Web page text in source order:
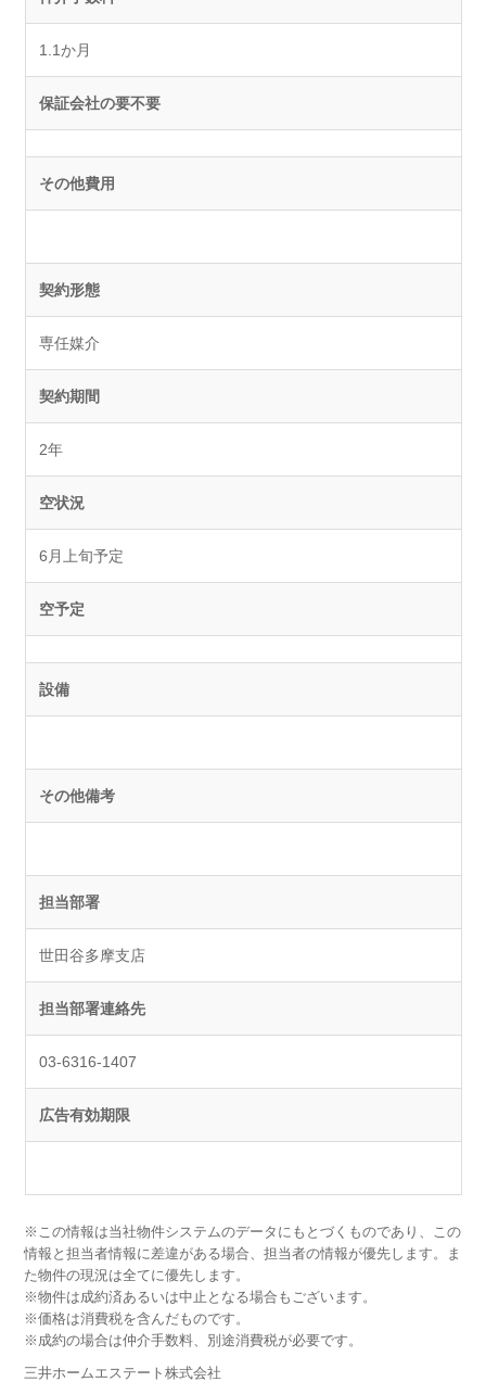
1.1か月
保証会社の要不要
その他費用
契約形態
専任媒介
契約期間
2年
空状況
6月上旬予定
空予定
設備
その他備考
担当部署
世田谷多摩支店
担当部署連絡先
03-6316-1407
広告有効期限
※この情報は当社物件システムのデータにもとづくものであり、この
情報と担当者情報に差違がある場合、担当者の情報が優先します。ま
た物件の現況は全てに優先します。
※物件は成約済あるいは中止となる場合もございます。
※価格は消費税を含んだものです。
※成約の場合は仲介手数料、別途消費税が必要です。
三井ホームエステート株式会社